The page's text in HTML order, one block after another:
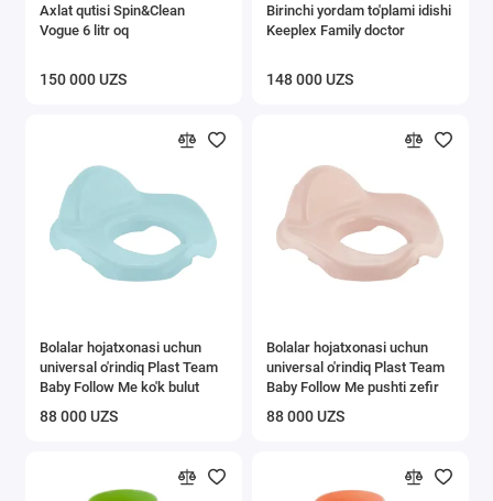
Axlat qutisi Spin&Clean
Vogue 6 litr oq
150 000 UZS
Birinchi yordam to'plami idishi
Keeplex Family doctor
148 000 UZS
Bolalar hojatxonasi uchun
universal o'rindiq Plast Team
Baby Follow Me ko'k bulut
88 000 UZS
Bolalar hojatxonasi uchun
universal o'rindiq Plast Team
Baby Follow Me pushti zefir
88 000 UZS